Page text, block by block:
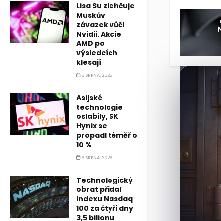
Lisa Su zlehčuje
Muskův
závazek vůči
Nvidii. Akcie
AMD po
výsledcích
klesají
6 SRPNA, 2026
Asijské
technologie
oslabily, SK
Hynix se
propadl téměř o
10 %
6 SRPNA, 2026
Technologický
obrat přidal
indexu Nasdaq
100 za čtyři dny
3,5 bilionu